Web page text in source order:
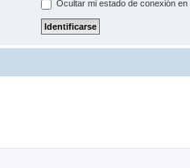
Ocultar mi estado de conexión